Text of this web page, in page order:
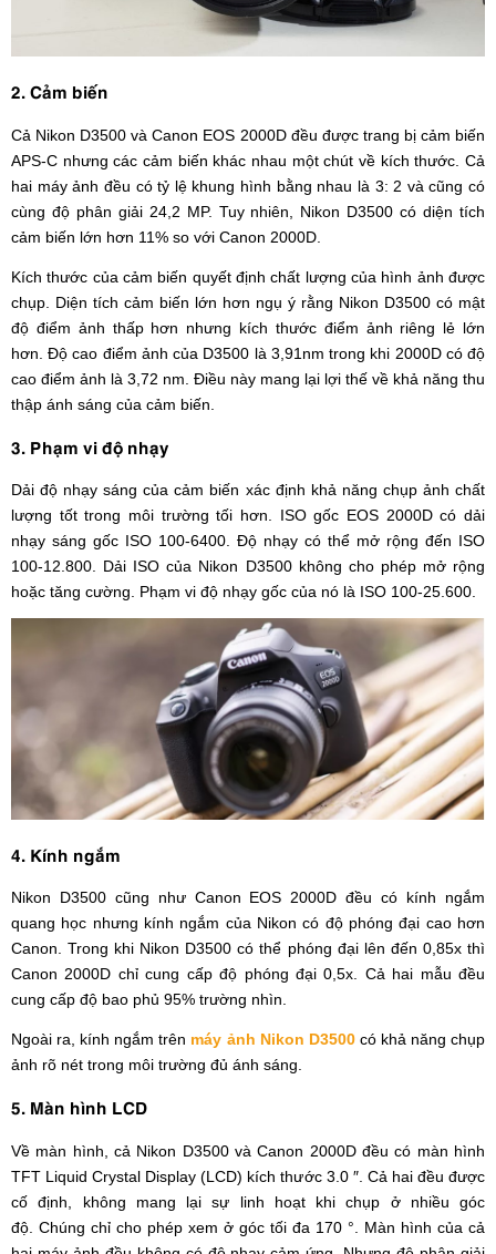
2. Cảm biến
Cả Nikon D3500 và Canon EOS 2000D đều được trang bị cảm biến
APS-C nhưng các cảm biến khác nhau một chút về kích thước. Cả
hai máy ảnh đều có tỷ lệ khung hình bằng nhau là 3: 2 và cũng có
cùng độ phân giải 24,2 MP. Tuy nhiên, Nikon D3500 có diện tích
cảm biến lớn hơn 11% so với Canon 2000D.
Kích thước của cảm biến quyết định chất lượng của hình ảnh được
chụp. Diện tích cảm biến lớn hơn ngụ ý rằng Nikon D3500 có mật
độ điểm ảnh thấp hơn nhưng kích thước điểm ảnh riêng lẻ lớn
hơn. Độ cao điểm ảnh của D3500 là 3,91nm trong khi 2000D có độ
cao điểm ảnh là 3,72 nm. Điều này mang lại lợi thế về khả năng thu
thập ánh sáng của cảm biến.
3. Phạm vi độ nhạy
Dải độ nhạy sáng của cảm biến xác định khả năng chụp ảnh chất
lượng tốt trong môi trường tối hơn. ISO gốc EOS 2000D có dải
nhạy sáng gốc ISO 100-6400. Độ nhạy có thể mở rộng đến ISO
100-12.800. Dải ISO của Nikon D3500 không cho phép mở rộng
hoặc tăng cường. Phạm vi độ nhạy gốc của nó là ISO 100-25.600.
4. Kính ngắm
Nikon D3500 cũng như Canon EOS 2000D đều có kính ngắm
quang học nhưng kính ngắm của Nikon có độ phóng đại cao hơn
Canon. Trong khi Nikon D3500 có thể phóng đại lên đến 0,85x thì
Canon 2000D chỉ cung cấp độ phóng đại 0,5x. Cả hai mẫu đều
cung cấp độ bao phủ 95% trường nhìn.
Ngoài ra, kính ngắm trên máy ảnh Nikon D3500có khả năng chụp
ảnh rõ nét trong môi trường đủ ánh sáng.
5. Màn hình LCD
Về màn hình, cả Nikon D3500 và Canon 2000D đều có màn hình
TFT Liquid Crystal Display (LCD) kích thước 3.0 ″. Cả hai đều được
cố định, không mang lại sự linh hoạt khi chụp ở nhiều góc
độ. Chúng chỉ cho phép xem ở góc tối đa 170 °. Màn hình của cả